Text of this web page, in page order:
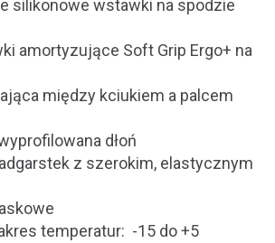
silikonowe wstawki na spodzie
amortyzujące Soft Grip Ergo+ na
między kciukiem a palcem
dłoń
z szerokim, elastycznym
temperatur: -15 do +5